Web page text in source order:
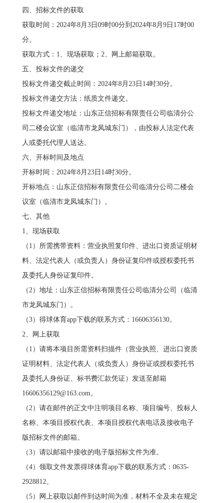
四、招标文件的获取
获取时间：2024年8月3日09时00分到2024年8月9日17时00
分。
获取方式：1、现场获取；2、网上邮箱获取。
五、投标文件的递交
投标文件递交截止时间：2024年8月23日14时30分。
投标文件递交方法：纸质文件递交。
投标文件递交地址：山东正信招标有限责任公司临清分公
司二楼会议室（临清市龙凤城东门），由投标人法定代表
人或委托代理人送达。
六、开标时间及地点
开标时间：2024年8月23日14时30分。
开标地点：山东正信招标有限责任公司临清分公司二楼会
议室（临清市龙凤城东门）。
七、其他
1、现场获取
（1）所需携带资料：营业执照复印件、进出口资质证明材
料、法定代表人（或负责人）身份证复印件或授权委托书
及委托人身份证复印件。
（2）地址：山东正信招标有限责任公司临清分公司（临清
市龙凤城东门）。
（3）得球体育app下载的联系方式：16606356130。
2、网上获取
（1）请将本项目所需资料扫描件（营业执照、进出口资质
证明材料、法定代表人（或负责人）身份证或授权委托书
及委托人身份证、标书费汇款凭证）发送至邮箱
16606356129@163.com。
（2）请在邮件的正文中注明项目名称、项目编号、投标人
名称、本项目授权代表、本项目授权代表电话及接收电子
版招标文件的邮箱。
（3）请以邮箱中接收的电子版招标文件为准。
（4）领取文件发票得球体育app下载的联系方式：0635-
2928812。
（5）网上获取以邮件到达时间为准，材料不全及未在规定